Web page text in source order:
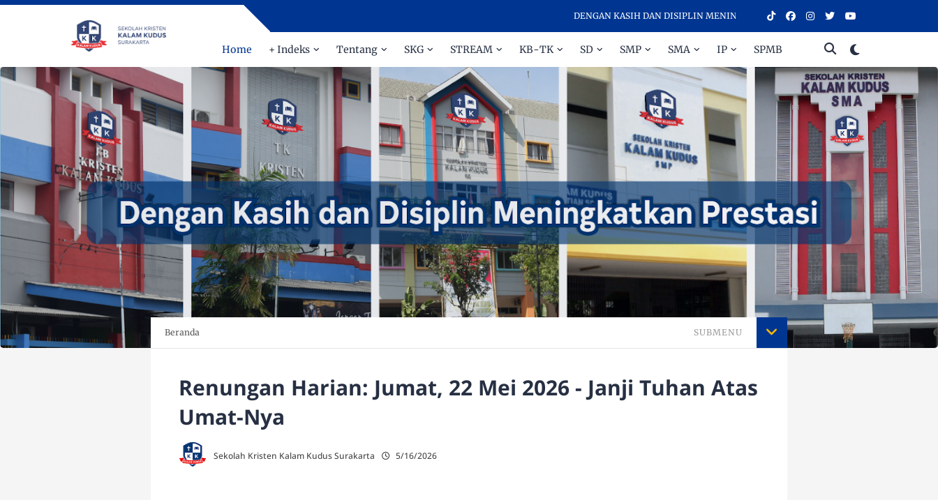
DENGAN KASIH DAN DISIPLIN MENINGKATKAN PRESTASI - SELAMAT DATANG DI
Home + Indeks Tentang SKG STREAM KB-TK SD SMP SMA IP SPMB
Beranda SUBMENU
Renungan Harian: Jumat, 22 Mei 2026 - Janji Tuhan Atas
Umat-Nya
Sekolah Kristen Kalam Kudus Surakarta 5/16/2026